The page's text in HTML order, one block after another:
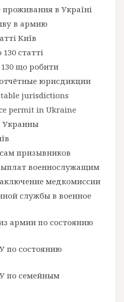
в Україні
в армию
Київ
статті
що робити
юрисдикции
jurisdictions
permit in Ukraine
Украины
призывников
военнослужащим
медкомиссии
службы в военное
армии по состоянию
по состоянию
по семейным